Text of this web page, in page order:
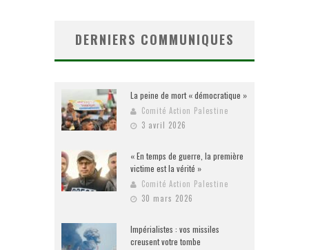
DERNIERS COMMUNIQUES
La peine de mort « démocratique »
Comité Action Palestine
3 avril 2026
« En temps de guerre, la première
victime est la vérité »
Comité Action Palestine
30 mars 2026
Impérialistes : vos missiles
creusent votre tombe